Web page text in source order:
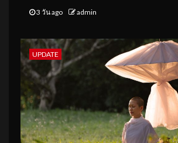
3 วัน ago admin
UPDATE